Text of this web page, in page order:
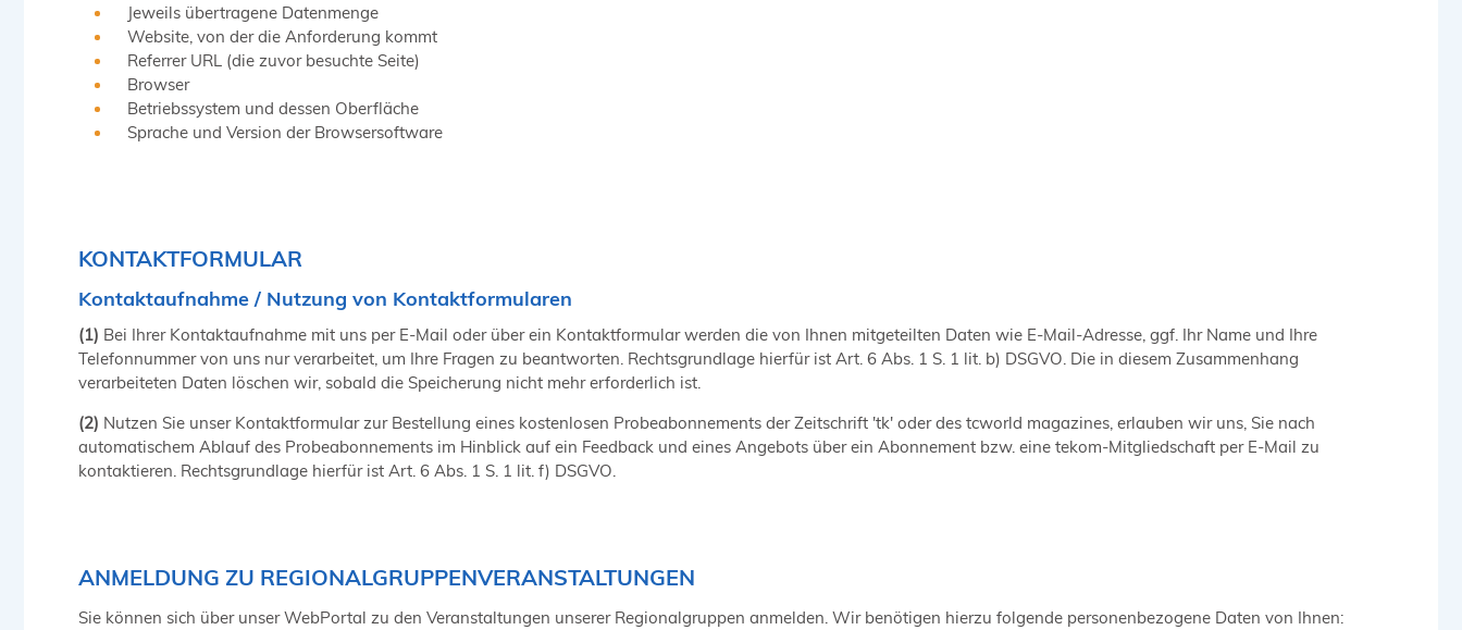
Jeweils übertragene Datenmenge
Website, von der die Anforderung kommt
Referrer URL (die zuvor besuchte Seite)
Browser
Betriebssystem und dessen Oberfläche
Sprache und Version der Browsersoftware
KONTAKTFORMULAR
Kontaktaufnahme / Nutzung von Kontaktformularen
(1) Bei Ihrer Kontaktaufnahme mit uns per E-Mail oder über ein Kontaktformular werden die von Ihnen mitgeteilten Daten wie E-Mail-Adresse, ggf. Ihr Name und Ihre
Telefonnummer von uns nur verarbeitet, um Ihre Fragen zu beantworten. Rechtsgrundlage hierfür ist Art. 6 Abs. 1 S. 1 lit. b) DSGVO. Die in diesem Zusammenhang
verarbeiteten Daten löschen wir, sobald die Speicherung nicht mehr erforderlich ist.
(2) Nutzen Sie unser Kontaktformular zur Bestellung eines kostenlosen Probeabonnements der Zeitschrift 'tk' oder des tcworld magazines, erlauben wir uns, Sie nach
automatischem Ablauf des Probeabonnements im Hinblick auf ein Feedback und eines Angebots über ein Abonnement bzw. eine tekom-Mitgliedschaft per E-Mail zu
kontaktieren. Rechtsgrundlage hierfür ist Art. 6 Abs. 1 S. 1 lit. f) DSGVO.
ANMELDUNG ZU REGIONALGRUPPENVERANSTALTUNGEN
Sie können sich über unser WebPortal zu den Veranstaltungen unserer Regionalgruppen anmelden. Wir benötigen hierzu folgende personenbezogene Daten von Ihnen: